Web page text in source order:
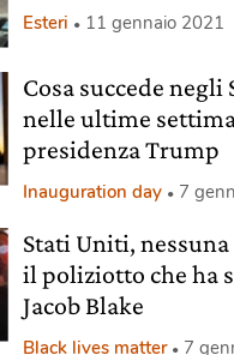
Esteri 11 gennaio 2021
Cosa succede
nelle ultime
presidenza Trump
Inauguration day 7
Stati Uniti, nessuna
il poliziotto che ha
Jacob Blake
Black lives matter 7